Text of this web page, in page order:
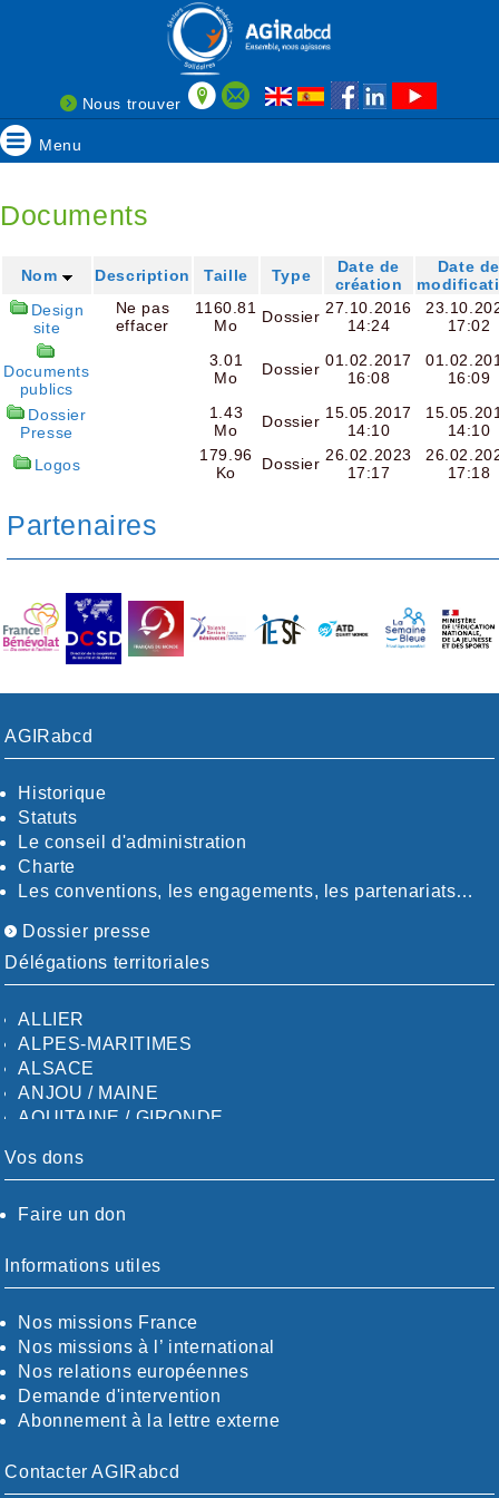
Nous trouver
Menu
Documents
Nom Description Taille Type
Date de
création
Date
Design
site
Ne pas
effacer
1160.81
Mo
Dossier 27.10.2016
14:24
17:02
Documents
publics
3.01
Mo
Dossier 01.02.2017
16:08
16:09
Dossier
Presse
1.43
Mo
Dossier 15.05.2017
14:10
14:10
Logos
179.96
Ko
Dossier 26.02.2023
17:17
17:18
Partenaires
AGIRabcd
Historique
Statuts
Le conseil d'administration
Charte
Les conventions, les engagements, les partenariats…
Dossier presse
Délégations territoriales
ALLIER
ALPES-MARITIMES
ALSACE
ANJOU / MAINE
AQUITAINE / GIRONDE
AUDE
CALVADOS-ORNE
CHARENTE-MARITIME
CÖTE-D'OR
CÖTES-D'ARMOR
DORDOGNE
DRÖME / ARDÈCHE
ESSONNE
EURE-ET-LOIR
FINISTÈRE
Vos dons
Faire un don
Informations utiles
Nos missions France
Nos missions à l’ international
Nos relations européennes
Demande d'intervention
Abonnement à la lettre externe
Contacter AGIRabcd